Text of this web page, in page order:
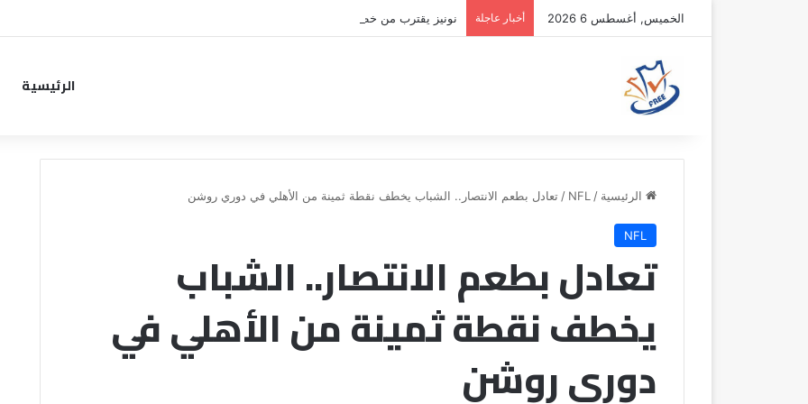
الخميس, أغسطس 6 2026 أخبار عاجلة نونيز يقترب من خطوة جديدة بموافقة الهلال
الرئيسية
الرئيسية /
NFL
/ تعادل بطعم الانتصار.. الشباب يخطف نقطة ثمينة من الأهلي في دوري روشن
NFL
تعادل بطعم الانتصار.. الشباب
يخطف نقطة ثمينة من الأهلي في
دوري روشن